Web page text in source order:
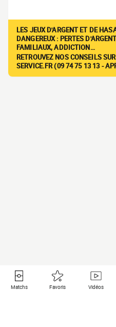
LES JEUX D'ARGENT ET DE
DANGEREUX : PERTES
FAMILIAUX, ADDICTION…
RETROUVEZ NOS CONSEILS
SERVICE.FR (09 74 75 13 13 -
Matchs Favoris Vidéos